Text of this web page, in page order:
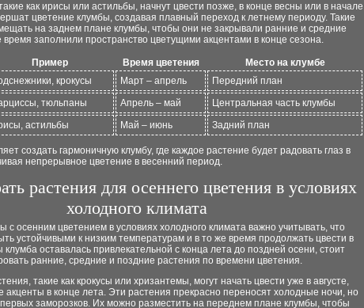
как ирисы или астильбы, начнут цвести позже, в конце весны или в начале
цветение клумбы, создавая плавный переход к летнему периоду. Такие
на заднем плане клумбы, чтобы они не закрывали ранние и средние
время заполнили пространство цветущими акцентами в конце сезона.
Пример Время цветения
Место на клумбе
крокусы Март – апрель
Передний план
тюльпаны Апрель – май
Центральная часть клумбы
астильбы Май – июнь Задний план
создать гармоничную клумбу, где каждое растение будет радовать глаз в
непрерывное цветение в весенний период.
растения для осеннего цветения в условиях
холодного климата
с осенним цветением в условиях холодного климата важно учитывать, что
устойчивыми к низким температурам и в то же время продолжать цвести в
оставалась привлекательной с конца лета до поздней осени, стоит
ранние, средние и поздние растения по времени цветения.
такие как крокусы или хризантемы, могут начать цвести уже в августе,
акценты в конце лета. Эти растения прекрасно переносят холодные ночи, но
заморозков. Их можно разместить на переднем плане клумбы, чтобы